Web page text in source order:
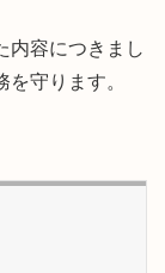
内容につきまし
守ります。